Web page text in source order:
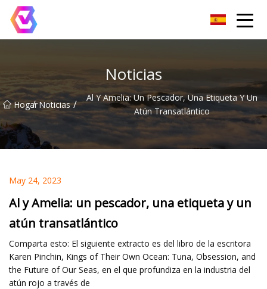
Noticias
Hogar
/ Noticias /
Al Y Amelia: Un Pescador, Una Etiqueta Y Un
Atún Transatlántico
May 24, 2023
Al y Amelia: un pescador, una etiqueta y un
atún transatlántico
Comparta esto: El siguiente extracto es del libro de la escritora
Karen Pinchin, Kings of Their Own Ocean: Tuna, Obsession, and
the Future of Our Seas, en el que profundiza en la industria del
atún rojo a través de